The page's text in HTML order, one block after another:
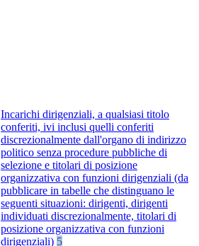
Incarichi dirigenziali, a qualsiasi titolo
conferiti, ivi inclusi quelli conferiti
discrezionalmente dall'organo di indirizzo
politico senza procedure pubbliche di
selezione e titolari di posizione
organizzativa con funzioni dirigenziali (da
pubblicare in tabelle che distinguano le
seguenti situazioni: dirigenti, dirigenti
individuati discrezionalmente, titolari di
posizione organizzativa con funzioni
dirigenziali) 5